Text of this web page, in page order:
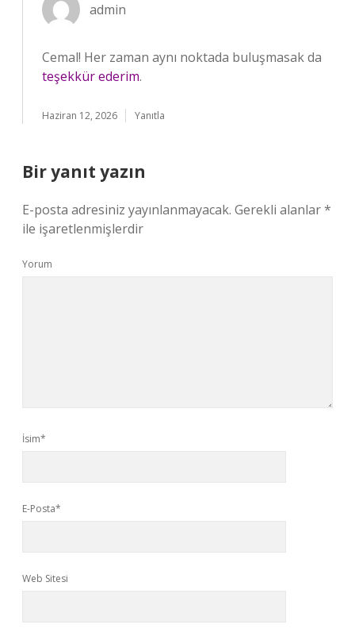
admin
Cemal! Her zaman aynı noktada buluşmasak da
teşekkür ederim.
Haziran 12, 2026 Yanıtla
Bir yanıt yazın
E-posta adresiniz yayınlanmayacak. Gerekli alanlar*
ile işaretlenmişlerdir
Yorum
İsim*
E-Posta*
Web Sitesi